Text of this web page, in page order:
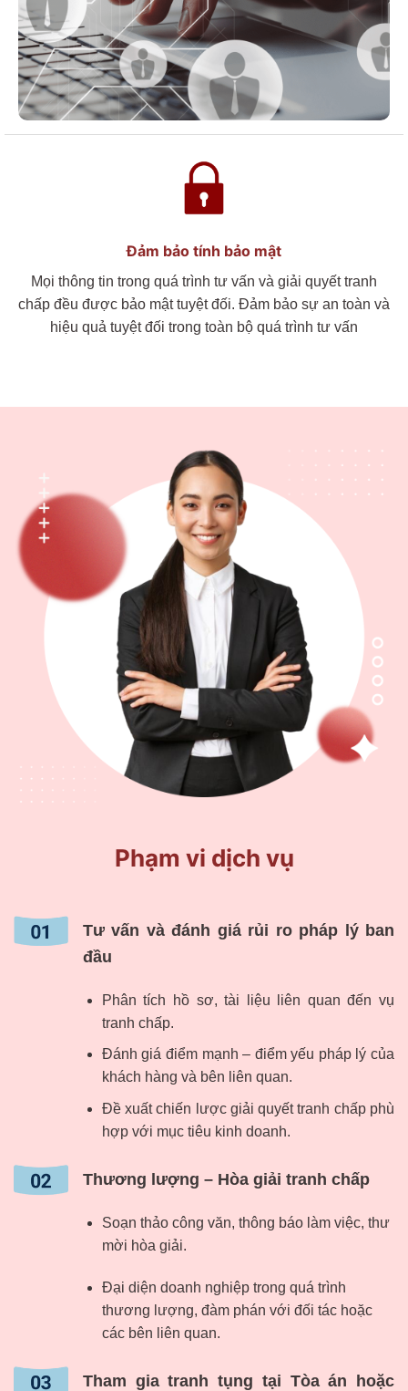
Đảm bảo tính bảo mật
Mọi thông tin trong quá trình tư vấn và giải quyết tranh
chấp đều được bảo mật tuyệt đối. Đảm bảo sự an toàn và
hiệu quả tuyệt đối trong toàn bộ quá trình tư vấn
Phạm vi dịch vụ
Tư vấn và đánh giá rủi ro pháp lý ban
đầu
Phân tích hồ sơ, tài liệu liên quan đến vụ
tranh chấp.
Đánh giá điểm mạnh – điểm yếu pháp lý của
khách hàng và bên liên quan.
Đề xuất chiến lược giải quyết tranh chấp phù
hợp với mục tiêu kinh doanh.
Thương lượng – Hòa giải tranh chấp
Soạn thảo công văn, thông báo làm việc, thư
mời hòa giải.
Đại diện doanh nghiệp trong quá trình
thương lượng, đàm phán với đối tác hoặc
các bên liên quan.
Tham gia tranh tụng tại Tòa án hoặc